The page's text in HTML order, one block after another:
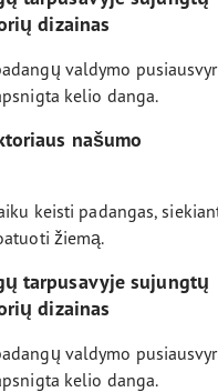
dizainas
valdymo
kelio danga.
našumo
keisti padangas,
žiemą.
tarpusavyje sujungtų
dizainas
valdymo
kelio danga.